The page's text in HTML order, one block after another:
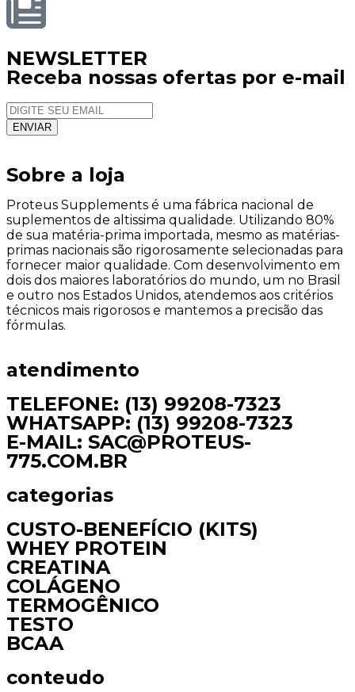
NEWSLETTER
Receba nossas ofertas por e-mail
Sobre a loja
Proteus Supplements é uma fábrica nacional de
suplementos de altissima qualidade. Utilizando 80%
de sua matéria-prima importada, mesmo as matérias-
primas nacionais são rigorosamente selecionadas para
fornecer maior qualidade. Com desenvolvimento em
dois dos maiores laboratórios do mundo, um no Brasil
e outro nos Estados Unidos, atendemos aos critérios
técnicos mais rigorosos e mantemos a precisão das
fórmulas.
atendimento
TELEFONE: (13) 99208-7323
WHATSAPP: (13) 99208-7323
E-MAIL: SAC@PROTEUS-
775.COM.BR
categorias
CUSTO-BENEFÍCIO (KITS)
WHEY PROTEIN
CREATINA
COLÁGENO
TERMOGÊNICO
TESTO
BCAA
conteudo